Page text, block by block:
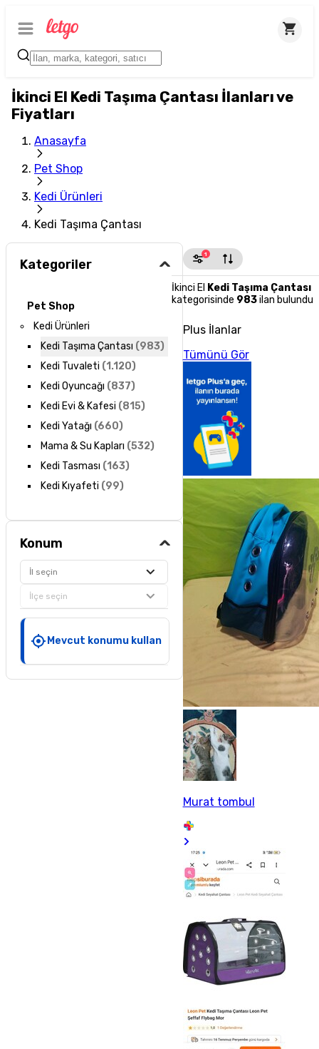
İkinci El Kedi Taşıma Çantası İlanları ve
Fiyatları
Anasayfa
Pet Shop
Kedi Ürünleri
Kedi Taşıma Çantası
Kategoriler
Pet Shop
Kedi Ürünleri
Kedi Taşıma Çantası (983)
Kedi Tuvaleti (1.120)
Kedi Oyuncağı (837)
Kedi Evi & Kafesi (815)
Kedi Yatağı (660)
Mama & Su Kapları (532)
Kedi Tasması (163)
Kedi Kıyafeti (99)
Konum
İl seçin
İlçe seçin
Mevcut konumu kullan
1
İkinci El Kedi Taşıma Çantası
kategorisinde 983ilan bulundu
Plus İlanlar
Tümünü Gör
Murat tombul